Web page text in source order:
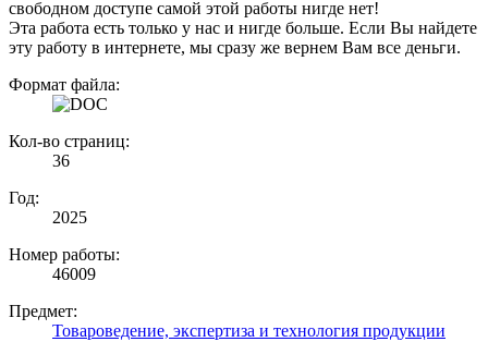
свободном доступе самой этой работы нигде нет!
Эта работа есть только у нас и нигде больше. Если Вы найдете
эту работу в интернете, мы сразу же вернем Вам все деньги.
Формат файла:
Кол-во страниц:
36
Год:
2025
Номер работы:
46009
Предмет:
Товароведение, экспертиза и технология продукции